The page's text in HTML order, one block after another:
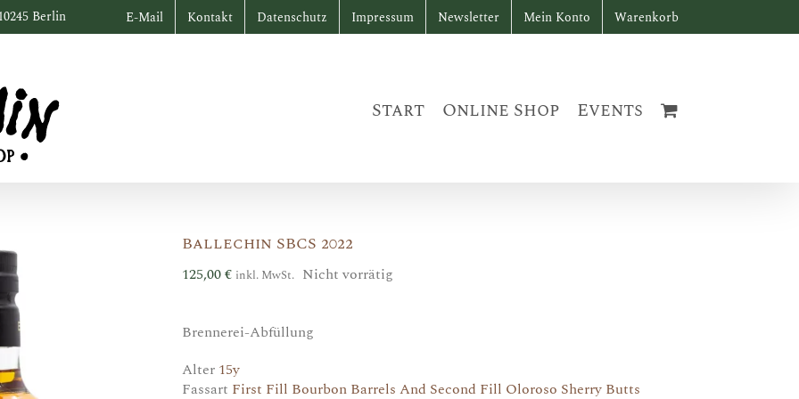
Berlin E-Mail Kontakt Datenschutz Impressum Newsletter Mein Konto Warenkorb
Start Online Shop Events
Ballechin SBCS 2022
125,00€ inkl. MwSt. Nicht vorrätig
Brennerei-Abfüllung
Alter 15y
Fassart First Fill Bourbon Barrels And Second Fill Oloroso Sherry Butts